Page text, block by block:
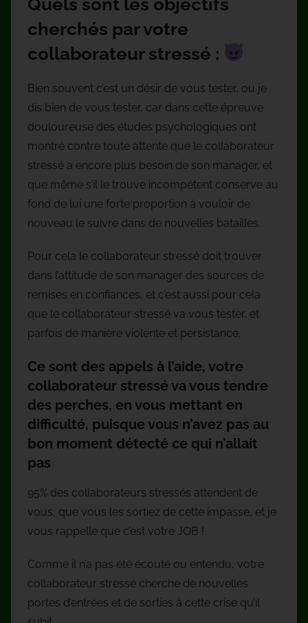
cherchés par votre
collaborateur stressé :
Bien souvent c’est un désir de vous tester, ou je
dis bien de vous tester, car dans cette épreuve
douloureuse des études psychologiques ont
montré contre toute attente que le collaborateur
stressé a encore plus besoin de son manager, et
que même s’il le trouve incompétent conserve au
fond de lui une forte proportion à vouloir de
nouveau le suivre dans de nouvelles batailles.
Pour cela le collaborateur stressé doit trouver
dans l’attitude de son manager des sources de
remises en confiances, et c’est aussi pour cela
que le collaborateur stressé va vous tester, et
parfois de manière violente et persistance.
Ce sont des appels à l’aide, votre
collaborateur stressé va vous tendre
des perches, en vous mettant en
difficulté, puisque vous n’avez pas au
bon moment détecté ce qui n’allait
pas
95% des collaborateurs stressés attendent de
vous, que vous les sortiez de cette impasse, et je
vous rappelle que c’est votre JOB !
Comme il n’a pas été écouté ou entendu, votre
collaborateur stressé cherche de nouvelles
portes d’entrées et de sorties à cette crise qu’il